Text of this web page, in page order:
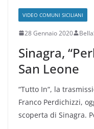
VIDEO COMUNI SICILIANI
28 Gennaio 2020
Sinagra,
San Leone
“Tutto In“, la
Franco Perdichizzi,
scoperta di Sinagra.